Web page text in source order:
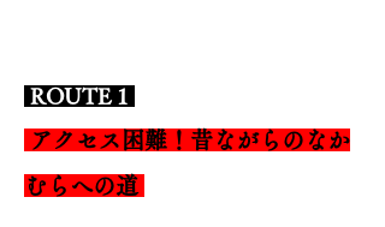
ROUTE 1
アクセス困難！昔ながらのなか
むらへの道